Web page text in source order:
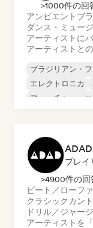
>1000件の回
アンビエント ブ
ダンス・ミュー
アーティストに
アーティストと
ブラジリアン・
エレクトロニカ
フューチャー・ハ
プレイ
>4900件の回
ビート／ローフ
クラシック カン
ドリル／ジャー
アーティストを